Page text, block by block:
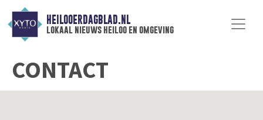
HEILOOERDAGBLAD.NL
lokaal nieuws heiloo en omgeving
CONTACT